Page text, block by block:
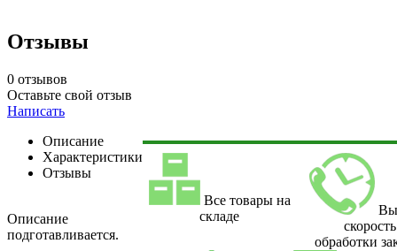
Отзывы
0 отзывов
Оставьте свой отзыв
Написать
Описание
Характеристики
Отзывы
Описание
подготавливается.
Все товары на
складе
скорость
обработки